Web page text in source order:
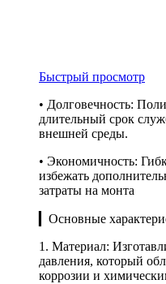
Быстрый просмотр
• Долговечность:
длительный срок
внешней среды.
• Экономичность:
избежать
затраты на монта
▎Основные
1. Материал:
давления, который
коррозии и